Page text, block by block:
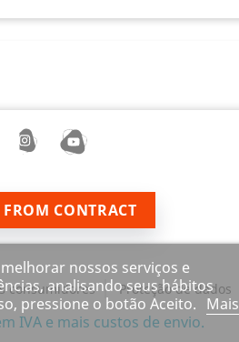
nossos serviços e
analisando seus hábitos
pressione o botão Aceito. Mais
CONTRACT
consumidores Proteção de dados
IVA e mais custos de envio.